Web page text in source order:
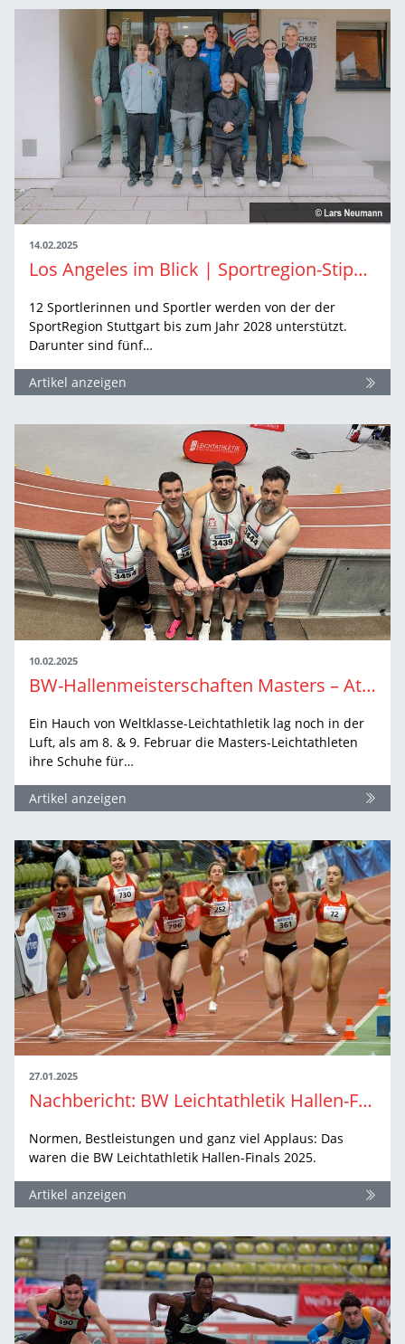
14.02.2025
Los Angeles im Blick | Sportregion-Stipendium
12 Sportlerinnen und Sportler werden von der der
SportRegion Stuttgart bis zum Jahr 2028 unterstützt.
Darunter sind fünf…
Artikel anzeigen
10.02.2025
BW-Hallenmeisterschaften Masters – Athlet:innen feiern sich und den Sport
Ein Hauch von Weltklasse-Leichtathletik lag noch in der
Luft, als am 8. & 9. Februar die Masters-Leichtathleten
ihre Schuhe für…
Artikel anzeigen
27.01.2025
Nachbericht: BW Leichtathletik Hallen-Finals 2025 im Glaspalast Sindelfingen
Normen, Bestleistungen und ganz viel Applaus: Das
waren die BW Leichtathletik Hallen-Finals 2025.
Artikel anzeigen